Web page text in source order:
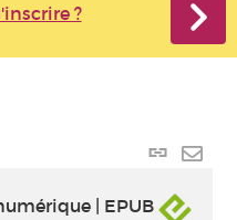
?
Lien
| EPUB